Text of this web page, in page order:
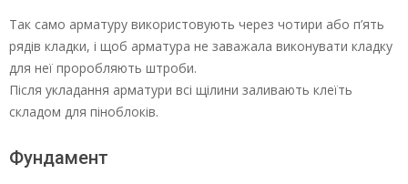
Так само арматуру використовують через чотири або п’ять
рядів кладки, і щоб арматура не заважала виконувати кладку
для неї проробляють штроби.
Після укладання арматури всі щілини заливають клеїть
складом для піноблоків.
Фундамент